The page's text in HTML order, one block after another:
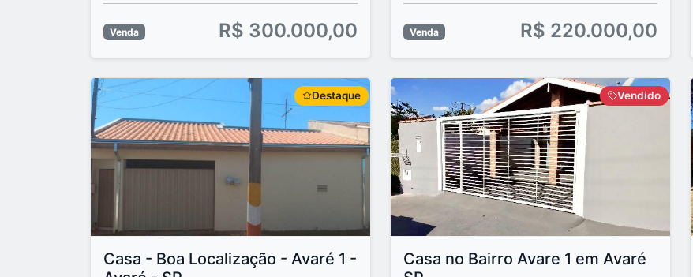
Venda R$ 300.000,00 Venda R$ 220.000,00
Destaque
Casa - Boa Localização - Avaré 1 -
Vendido
Casa no Bairro Avare 1 em Avaré